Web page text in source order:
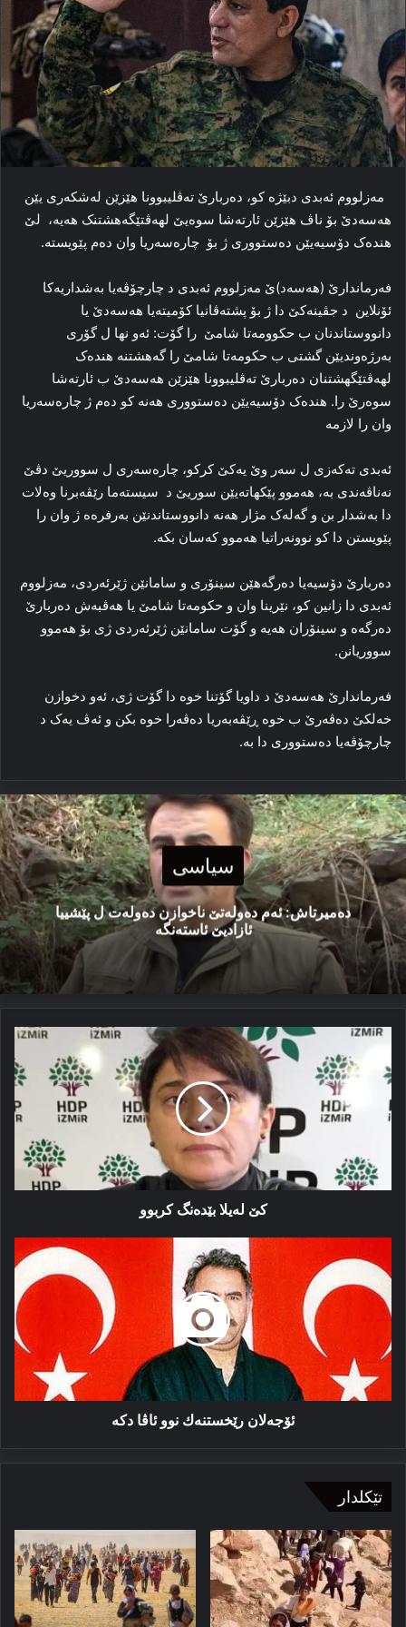
مه‌زلووم ئه‌بدی دبێژە کو، ده‌ربارێ ته‌ڤلیبوونا هێزێن له‌شکه‌ری یێن
هەسەدێ بۆ ناڤ هێزێن ئارتەشا سوەیێ لهەڤتێگەهشتنک هەیە، لێ
هندەک دۆسیه‌یێن ده‌ستووری ژ بۆ چاره‌سه‌ریا وان دەم پێویسته‌.
فه‌رماندارێ (هەسەد)ێ مه‌زلووم ئه‌بدی د چارچۆڤه‌یا به‌شداریه‌کا
ئۆنلاین‌ د جڤینه‌کێ دا ژ بۆ پشته‌ڤانیا کۆمیتەیا هەسەدێ یا
دانووستاندنان ب حکوومه‌تا شامێ را گۆت: ئه‌و نها ل گۆری
به‌رژه‌وندیێن گشتی ب حکومەتا شامێ را گەهشتنه‌ هندەک
لهه‌ڤتێگهشتنان ده‌ربارێ ته‌ڤلیبوونا هێزێن هەسەدێ ب ئارتەشا
سوەرێ را. هندەک دۆسیه‌یێن ده‌ستووری هه‌نه‌ کو ده‌م ژ چاره‌سه‌ریا
وان را لازمە
ئه‌بدی تەکەزی ل سەر وێ یەکێ کرکو، چاره‌سه‌ری ل سووریێ دڤێ
نه‌ناڤه‌ندی به‌، هەموو پێکهاتەیێن سوریێ د سیستەما رێڤەبرنا وەلات
دا بەشدار بن و گەلەک مژار هەنە دانووستاندنێن به‌رفره‌ه ژ وان را
پێویستن دا کو نوونه‌راتیا هه‌موو که‌سان بکه‌.
ده‌ربارێ دۆسیه‌یا ده‌رگه‌هێن سینۆری و سامانێن ژێرئه‌ردی، مه‌زلووم
ئه‌بدی دا زانین کو، نێرینا وان و حکومه‌تا شامێ یا هه‌ڤبه‌ش ده‌ربارێ
ده‌رگه‌ه و سینۆران هه‌یه‌ و گۆت سامانێن ژێرئه‌ردی ژی بۆ هه‌موو
سووریانن.
فه‌رماندارێ هەسەدێ د داویا گۆتنا خوه‌ دا گۆت ژی، ئه‌و دخوازن
خه‌لکێ ده‌ڤه‌رێ ب خوه‌ ڕێڤه‌به‌ریا ده‌ڤه‌را خوه‌ بکن و ئه‌ڤ یه‌ک د
چارچۆڤه‌یا‌ ده‌ستووری دا به‌.
سیاسی
دەمیرتاش: ئەم دەولەتێ ناخوازن دەولەت ل پێشییا
ئازادیێ ئاستەنگە
کێ
بێدەنگ
کربوو
کێ لەیلا بێدەنگ کربوو
ئۆجەلان
رێخستنەك
نوو
ئاڤا
دكە
ئۆجەلان رێخستنەك نوو ئاڤا دكە
تێکلدار